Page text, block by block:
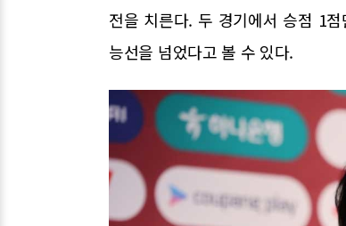
전을 치른다. 두 경기에서 승점 1
능선을 넘었다고 볼 수 있다.